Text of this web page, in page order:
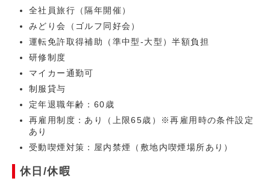
全社員旅行（隔年開催）
みどり会（ゴルフ同好会）
運転免許取得補助（準中型-大型）半額負担
研修制度
マイカー通勤可
制服貸与
定年退職年齢：60歳
再雇用制度：あり（上限65歳）※再雇用時の条件設定
あり
受動喫煙対策：屋内禁煙（敷地内喫煙場所あり）
休日/休暇